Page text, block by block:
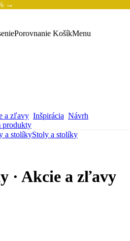
→
Porovnanie KošíkMenu
a zľavy Inšpirácia Návrh
produkty
a stolíkyStoly a stolíky
· Akcie a zľavy